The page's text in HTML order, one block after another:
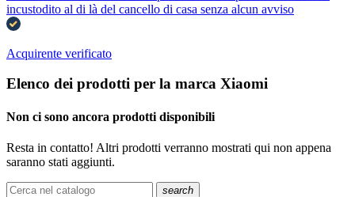
incustodito al di là del cancello di casa senza alcun avviso
Acquirente verificato
Elenco dei prodotti per la marca Xiaomi
Non ci sono ancora prodotti disponibili
Resta in contatto! Altri prodotti verranno mostrati qui non appena
saranno stati aggiunti.
search